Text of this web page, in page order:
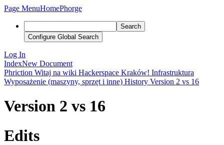
Page MenuHomePhorge
Search
Configure Global Search
Log In
IndexNew Document
Phriction Witaj na wiki Hackerspace Kraków! Infrastruktura
Wyposażenie (maszyny, sprzęt i inne) History Version 2 vs 16
Version 2 vs 16
Edits